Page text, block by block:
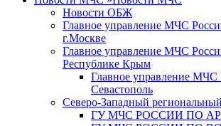
Новости ОБЖ
Главное управление МЧС
г.Москве
Главное управление МЧС
Республике Крым
Главное управление МЧС
Севастополь
Северо-Западный
ГУ МЧС РОССИИ ПО